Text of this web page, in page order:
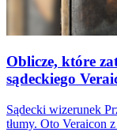
Oblicze, które
sądeckiego
Sądecki wizerunek
tłumy. Oto Veraicon